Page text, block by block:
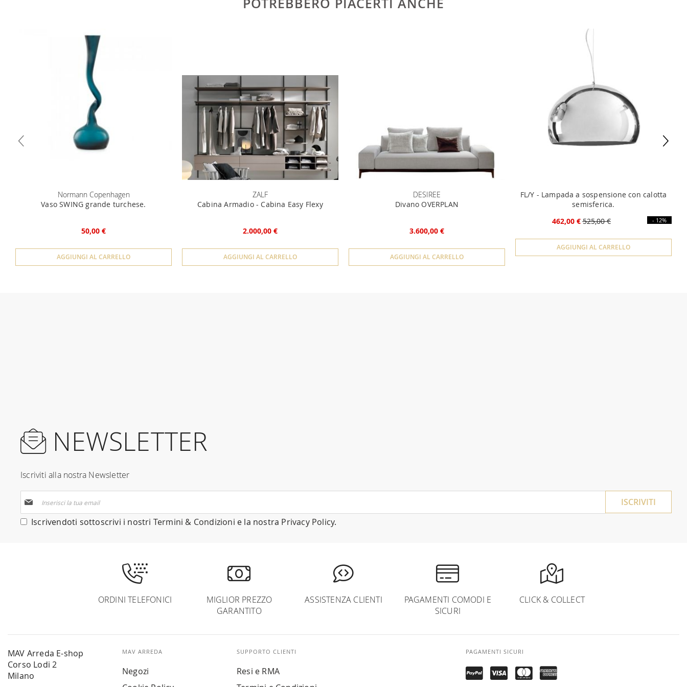
POTREBBERO PIACERTI ANCHE
Normann Copenhagen
Vaso SWING grande turchese.
50,00 €
AGGIUNGI AL CARRELLO
ZALF
Cabina Armadio - Cabina Easy Flexy
2.000,00 €
AGGIUNGI AL CARRELLO
DESIREE
Divano OVERPLAN
3.600,00 €
AGGIUNGI AL CARRELLO
FL/Y - Lampada a sospensione con calotta
semisferica.
462,00 € 525,00 € - 12%
AGGIUNGI AL CARRELLO
NEWSLETTER
Iscriviti alla nostra Newsletter
alla
nostra
Iscrivendoti sottoscrivi i nostri Termini & Condizioni e la nostra Privacy Policy.
ISCRIVITI
ORDINI TELEFONICI
MIGLIOR PREZZO
GARANTITO
ASSISTENZA CLIENTI
PAGAMENTI COMODI E
SICURI
CLICK & COLLECT
MAV Arreda E-shop
Corso Lodi 2
Milano
MAV ARREDA
Negozi
SUPPORTO CLIENTI
Resi e RMA
PAGAMENTI SICURI